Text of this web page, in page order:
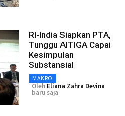
RI-India Siapkan PTA,
Tunggu AITIGA Capai
Kesimpulan
Substansial
MAKRO
Oleh Eliana Zahra Devina
baru saja